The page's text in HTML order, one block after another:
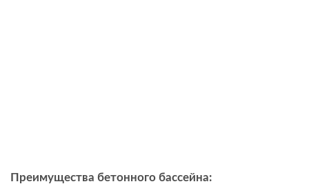
Преимущества бетонного бассейна: